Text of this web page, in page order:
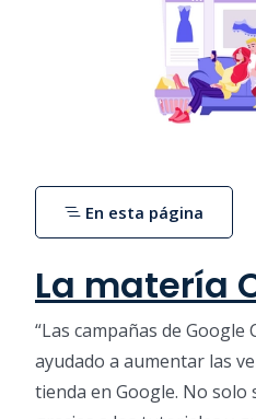
La matería
“Las campañas de Google
ayudado a aumentar las
tienda en Google. No solo
En esta página